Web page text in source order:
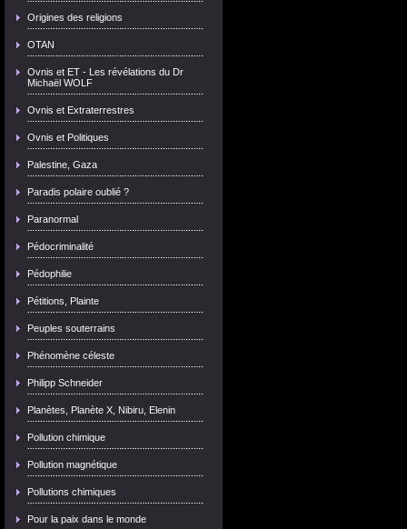
Origines des religions
OTAN
Ovnis et ET - Les révélations du Dr
Michaël WOLF
Ovnis et Extraterrestres
Ovnis et Politiques
Palestine, Gaza
Paradis polaire oublié ?
Paranormal
Pédocriminalité
Pédophilie
Pétitions, Plainte
Peuples souterrains
Phénomène céleste
Philipp Schneider
Planètes, Planète X, Nibiru, Elenin
Pollution chimique
Pollution magnétique
Pollutions chimiques
Pour la paix dans le monde